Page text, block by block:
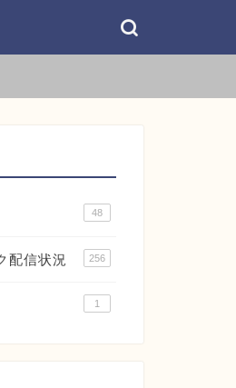
48
配信状況 256
1